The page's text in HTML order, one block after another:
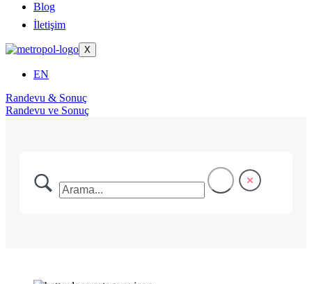
Blog
İletişim
X
EN
Randevu & Sonuç
Randevu ve Sonuç